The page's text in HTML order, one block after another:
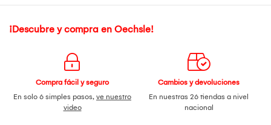
¡Descubre y compra en Oechsle!
Compra fácil y seguro
En solo 6 simples pasos, ve nuestro
video
Cambios y devoluciones
En nuestras 26 tiendas a nivel
nacional